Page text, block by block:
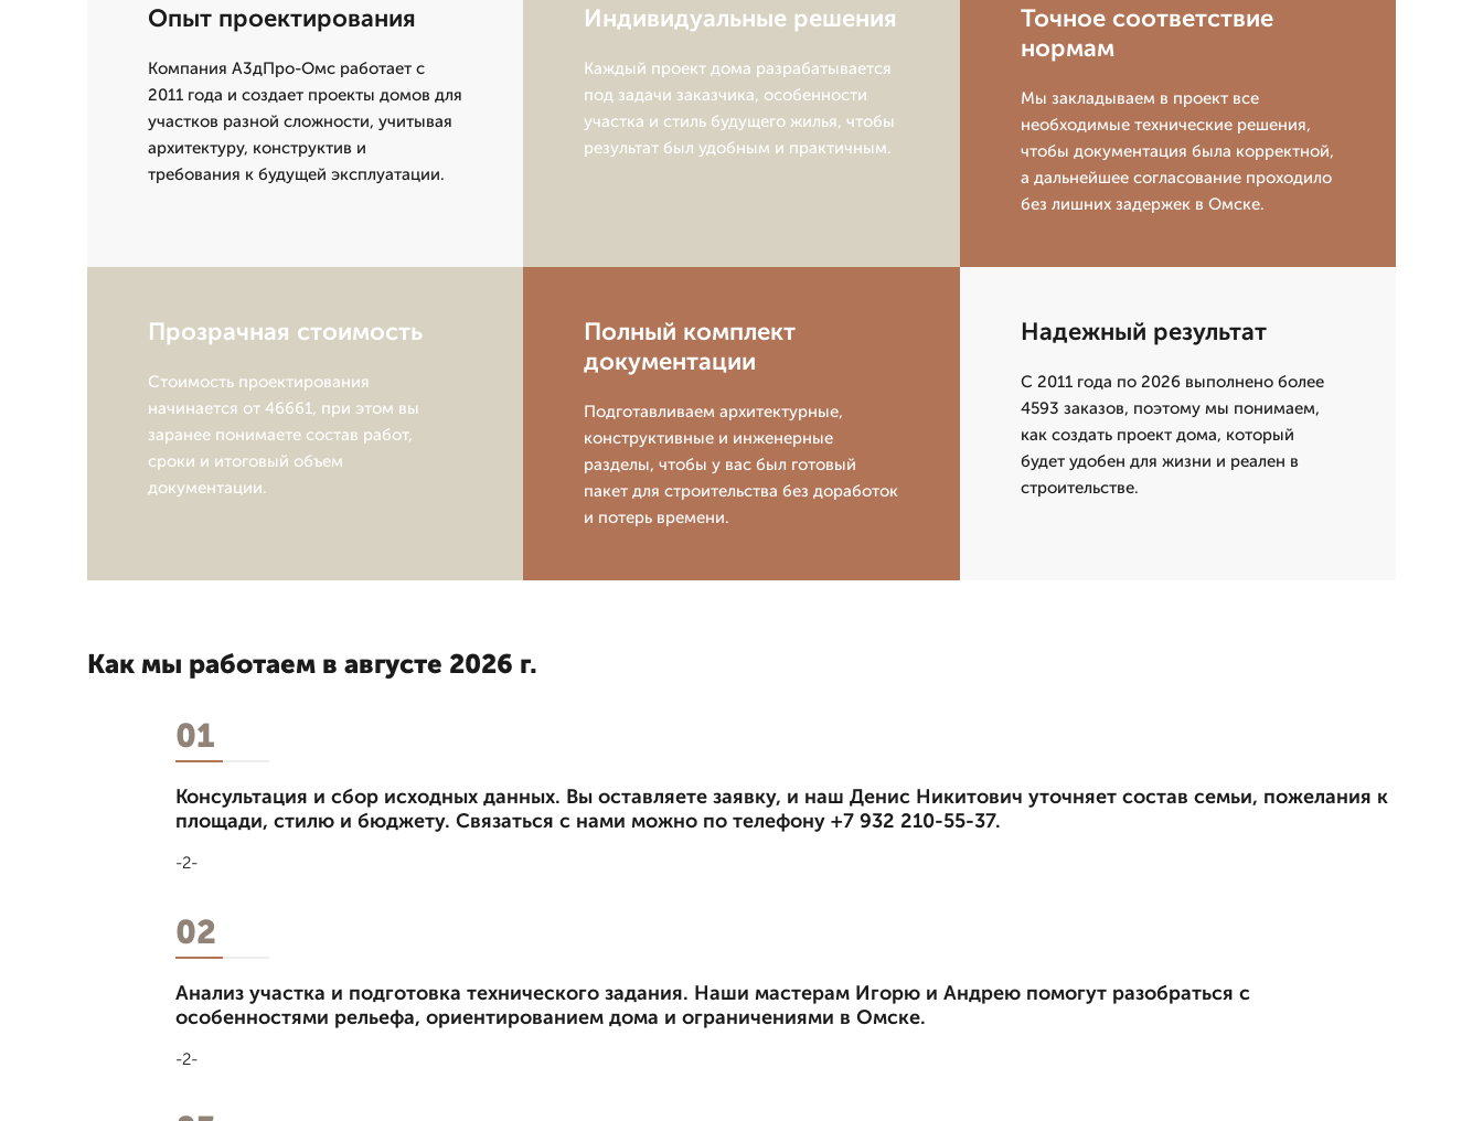
Опыт проектирования
Компания А3дПро-Омс работает с
2011 года и создает проекты домов для
участков разной сложности, учитывая
архитектуру, конструктив и
требования к будущей эксплуатации.
Индивидуальные решения
Каждый проект дома разрабатывается
под задачи заказчика, особенности
участка и стиль будущего жилья, чтобы
результат был удобным и практичным.
Точное соответствие
нормам
Мы закладываем в проект все
необходимые технические решения,
чтобы документация была корректной,
а дальнейшее согласование проходило
без лишних задержек в Омске.
Прозрачная стоимость
Стоимость проектирования
начинается от 46661, при этом вы
заранее понимаете состав работ,
сроки и итоговый объем
документации.
Полный комплект
документации
Подготавливаем архитектурные,
конструктивные и инженерные
разделы, чтобы у вас был готовый
пакет для строительства без доработок
и потерь времени.
Надежный результат
С 2011 года по 2026 выполнено более
4593 заказов, поэтому мы понимаем,
как создать проект дома, который
будет удобен для жизни и реален в
строительстве.
Как мы работаем в августе 2026 г.
01
Консультация и сбор исходных данных. Вы оставляете заявку, и наш Денис Никитович уточняет состав семьи, пожелания к
площади, стилю и бюджету. Связаться с нами можно по телефону +7 932 210-55-37.
-2-
02
Анализ участка и подготовка технического задания. Наши мастерам Игорю и Андрею помогут разобраться с
особенностями рельефа, ориентированием дома и ограничениями в Омске.
-2-